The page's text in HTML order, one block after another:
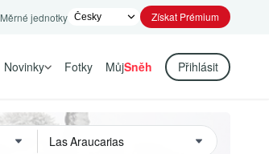
Měrné jednotky Získat Prémium
Novinky Fotky MůjSněh Přihlásit